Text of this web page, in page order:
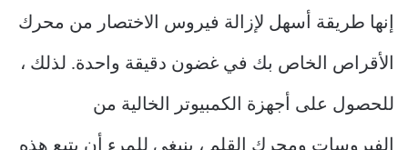
إنها طريقة أسهل لإزالة فيروس الاختصار من محرك
الأقراص الخاص بك في غضون دقيقة واحدة. لذلك ،
للحصول على أجهزة الكمبيوتر الخالية من
الفيروسات ومحرك القلم ، ينبغي للمرء أن يتبع هذه